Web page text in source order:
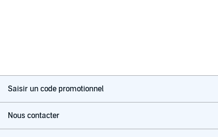
Saisir un code promotionnel
Nous contacter